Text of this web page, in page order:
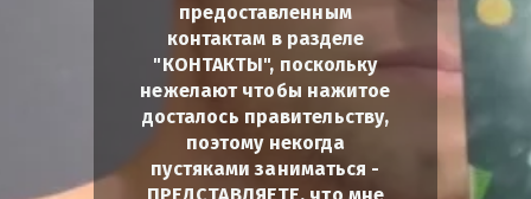
предоставленным
контактам в разделе
"КОНТАКТЫ", поскольку
нежелают чтобы нажитое
досталось правительству,
поэтому некогда
пустяками заниматься -